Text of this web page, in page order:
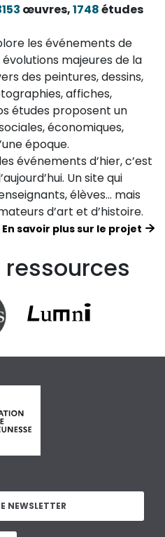
œuvres,1748études
les événements de
majeures de la
des peintures, dessins,
affiches,
études proposent un
économiques,
époque.
événements d’hier, c’est
Un site qui
élèves… mais
d’art et d’histoire.
En savoir plus sur le projet
ressources
NEWSLETTER